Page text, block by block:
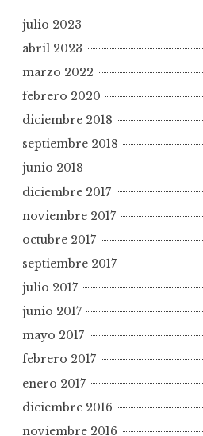
julio 2023
abril 2023
marzo 2022
febrero 2020
diciembre 2018
septiembre 2018
junio 2018
diciembre 2017
noviembre 2017
octubre 2017
septiembre 2017
julio 2017
junio 2017
mayo 2017
febrero 2017
enero 2017
diciembre 2016
noviembre 2016